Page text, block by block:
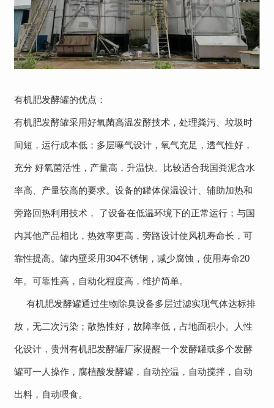
有机肥发酵罐的优点：
有机肥发酵罐采用好氧菌高温发酵技术，处理粪污、垃圾时
间短，运行成本低；多层曝气设计，氧气充足，透气性好，
充分 好氧菌活性，产量高，升温快。比较适合我国粪泥含水
率高、产量较高的要求。设备的罐体保温设计、辅助加热和
旁路回热利用技术， 了设备在低温环境下的正常运行；与国
内其他产品相比，热效率更高，旁路设计使风机寿命长，可
靠性提高。罐内壁采用304不锈钢，减少腐蚀，使用寿命20
年。可靠性高，自动化程度高，维护简单。
有机肥发酵罐通过生物除臭设备多层过滤实现气体达标排
放，无二次污染；散热性好，故障率低，占地面积小。人性
化设计，贵州有机肥发酵罐厂家提醒一个发酵罐或多个发酵
罐可一人操作，腐植酸发酵罐，自动控温，自动搅拌，自动
出料，自动喂食。